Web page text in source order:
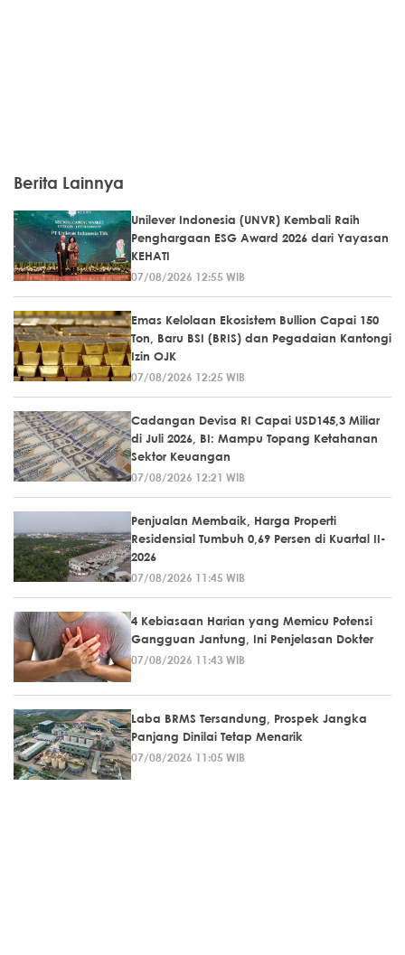
Berita Lainnya
Unilever Indonesia (UNVR) Kembali Raih
Penghargaan ESG Award 2026 dari Yayasan
KEHATI
07/08/2026 12:55 WIB
Emas Kelolaan Ekosistem Bullion Capai 150
Ton, Baru BSI (BRIS) dan Pegadaian Kantongi
Izin OJK
07/08/2026 12:25 WIB
Cadangan Devisa RI Capai USD145,3 Miliar
di Juli 2026, BI: Mampu Topang Ketahanan
Sektor Keuangan
07/08/2026 12:21 WIB
Penjualan Membaik, Harga Properti
Residensial Tumbuh 0,69 Persen di Kuartal II-
2026
07/08/2026 11:45 WIB
4 Kebiasaan Harian yang Memicu Potensi
Gangguan Jantung, Ini Penjelasan Dokter
07/08/2026 11:43 WIB
Laba BRMS Tersandung, Prospek Jangka
Panjang Dinilai Tetap Menarik
07/08/2026 11:05 WIB